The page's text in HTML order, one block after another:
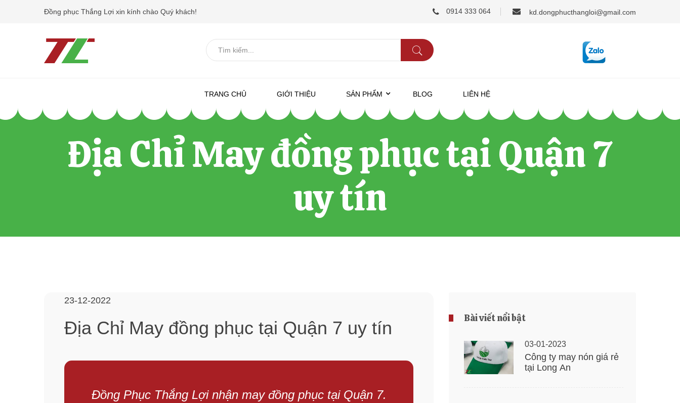
Đồng phục Thắng Lợi xin kính chào Quý khách! 0914 333 064 kd.dongphucthangloi@gmail.com
T
k
ế
.
.
TRANG CHỦ GIỚI THIỆU SẢN PHẨM BLOG LIÊN HỆ
Địa Chỉ May đồng phục tại Quận 7
uy tín
23-12-2022
Địa Chỉ May đồng phục tại Quận 7 uy tín
Đồng Phục Thắng Lợi nhận may đồng phục tại Quận 7.
Bài viết nổi bật
03-01-2023
Công ty may nón giá rẻ
tại Long An